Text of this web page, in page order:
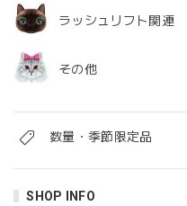
ラッシュリフト関連
その他
数量・季節限定品
SHOP INFO